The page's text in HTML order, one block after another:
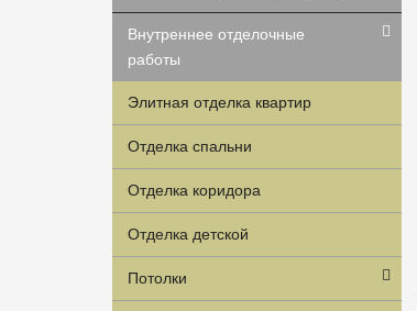
Внутреннее отделочные
работы
Элитная отделка квартир
Отделка спальни
Отделка коридора
Отделка детской
Потолки